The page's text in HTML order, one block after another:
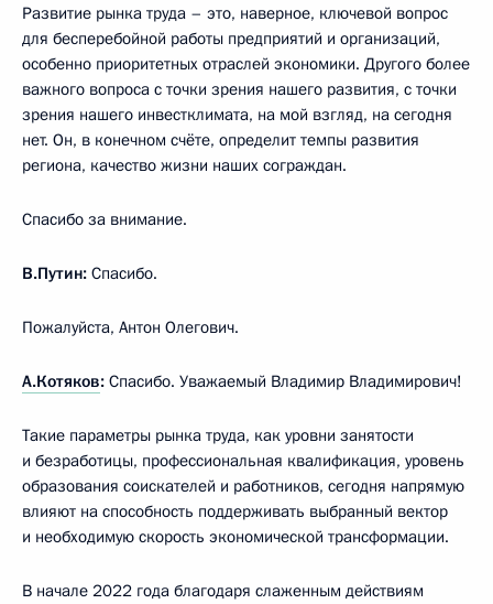
Развитие рынка труда – это, наверное, ключевой вопрос
для бесперебойной работы предприятий и организаций,
особенно приоритетных отраслей экономики. Другого более
важного вопроса с точки зрения нашего развития, с точки
зрения нашего инвестклимата, на мой взгляд, на сегодня
нет. Он, в конечном счёте, определит темпы развития
региона, качество жизни наших сограждан.
Спасибо за внимание.
В.Путин: Спасибо.
Пожалуйста, Антон Олегович.
А.Котяков: Спасибо. Уважаемый Владимир Владимирович!
Такие параметры рынка труда, как уровни занятости
и безработицы, профессиональная квалификация, уровень
образования соискателей и работников, сегодня напрямую
влияют на способность поддерживать выбранный вектор
и необходимую скорость экономической трансформации.
В начале 2022 года благодаря слаженным действиям